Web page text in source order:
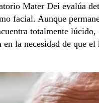
Mater Dei evalúa
facial. Aunque
totalmente
la necesidad de que